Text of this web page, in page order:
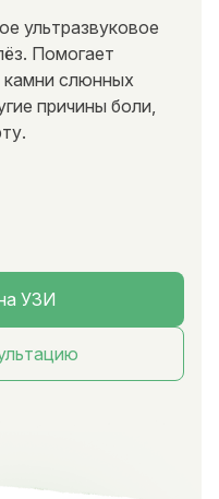
ультразвуковое
Помогает
камни слюнных
причины боли,
УЗИ